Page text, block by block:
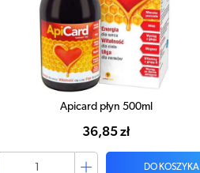
Apicard płyn 500ml
36,85 zł
DO KOSZYKA